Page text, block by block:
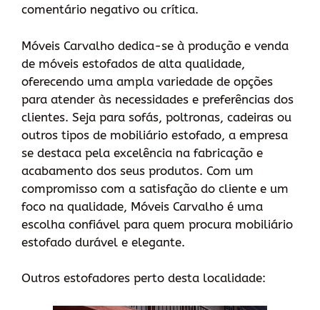
comentário negativo ou crítica.
Móveis Carvalho dedica-se à produção e venda
de móveis estofados de alta qualidade,
oferecendo uma ampla variedade de opções
para atender às necessidades e preferências dos
clientes. Seja para sofás, poltronas, cadeiras ou
outros tipos de mobiliário estofado, a empresa
se destaca pela excelência na fabricação e
acabamento dos seus produtos. Com um
compromisso com a satisfação do cliente e um
foco na qualidade, Móveis Carvalho é uma
escolha confiável para quem procura mobiliário
estofado durável e elegante.
Outros estofadores perto desta localidade: